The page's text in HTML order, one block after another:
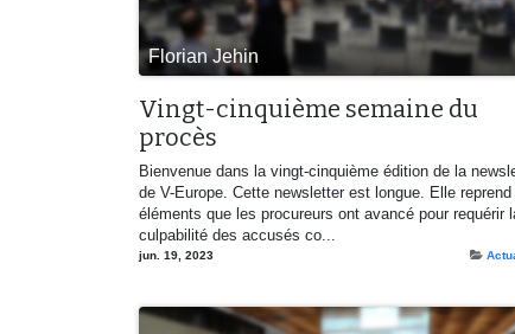
Florian Jehin
Vingt-cinquième semaine du
procès
Bienvenue dans la vingt-cinquième édition de la
de V-Europe. Cette newsletter est longue. Elle reprend
éléments que les procureurs ont avancé pour requérir
culpabilité des accusés co...
jun. 19, 2023